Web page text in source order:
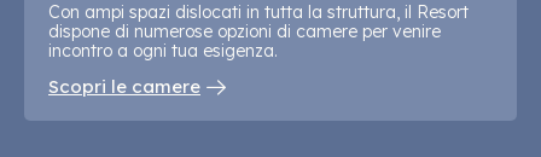
Con ampi spazi dislocati in tutta la struttura, il Resort
dispone di numerose opzioni di camere per venire
incontro a ogni tua esigenza.
Scopri le camere